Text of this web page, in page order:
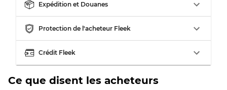
Expédition et Douanes
Protection de l'acheteur Fleek
Crédit Fleek
Ce que disent les acheteurs